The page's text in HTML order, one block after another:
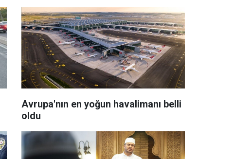
Avrupa'nın en yoğun havalimanı belli
oldu